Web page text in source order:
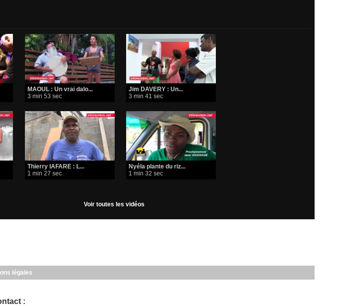
MAOUL : Un vrai dalo...
3 min 53 sec
Jim DAVERY : Un...
3 min 41 sec
Thierry IAFARE : L...
1 min 27 sec
Nyéla plante du riz...
1 min 32 sec
Voir toutes les vidéos
légales
: